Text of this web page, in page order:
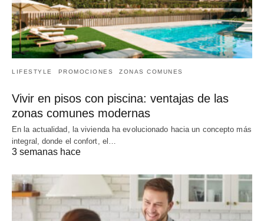
LIFESTYLE PROMOCIONES ZONAS COMUNES
Vivir en pisos con piscina: ventajas de las
zonas comunes modernas
En la actualidad, la vivienda ha evolucionado hacia un concepto más
integral, donde el confort, el…
3 semanas hace